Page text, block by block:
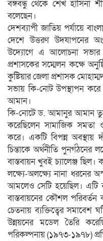
বঙ্গবন্ধু থেকে শেখ হাসিনা
বলেছেন।
দেশব্যাপী জাতিয় পর্যায়ে
দেশে উত্তরণ উদযাপনের
উদ্যোগে এ আলোচনা
প্রশাসকের সম্মেলন কক্ষে
কুষ্টিয়ার জেলা প্রশাসক
সভায় কি-নোট উপস্থাপন
আমান।
কি-নোটে ড. আমানুর আমান
করেছিলেন সামাজিক সমতা ও
করে। একটি বিপন্ন অবস্থায়
চিন্তাকে অর্থনীতি পুনর্গঠনের
বাস্তবায়ন খুবই চ্যালেঞ্জ ছিল।
লক্ষ্যে-অলক্ষ্যে নানা ধরনের
আমলেও সেটি হয়েছিল। এটি
বাস্তবায়নের কৌশল পরিবর্তন
চেতনায় ব্যক্তিত্বের সমাবেশ
উন্নয়নের মডেল তৈরি
পরিকল্পনায় (১৯৭৩-১৯৭৮)